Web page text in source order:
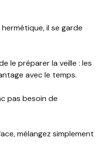
il se garde
le préparer la veille : les
avec le temps.
pas besoin de
mélangez simplement